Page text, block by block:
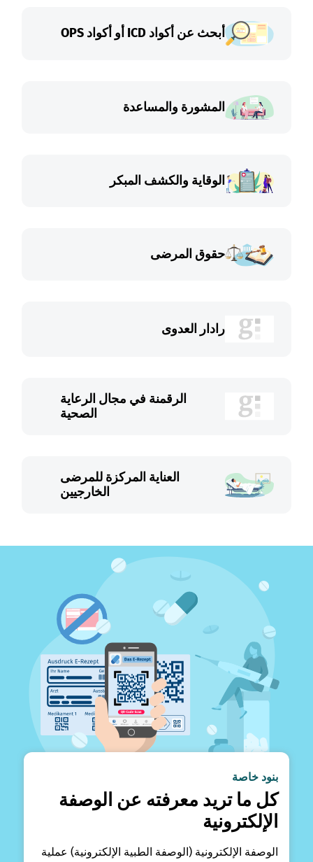
أبحث عن أكواد ICD أو أكواد OPS
المشورة والمساعدة
الوقاية والكشف المبكر
حقوق المرضى
رادار العدوى
الرقمنة في مجال الرعاية
الصحية
العناية المركزة للمرضى
الخارجيين
بنود خاصة
كل ما تريد معرفته عن الوصفة
الإلكترونية
الوصفة الإلكترونية (الوصفة الطبية الإلكترونية) عملية